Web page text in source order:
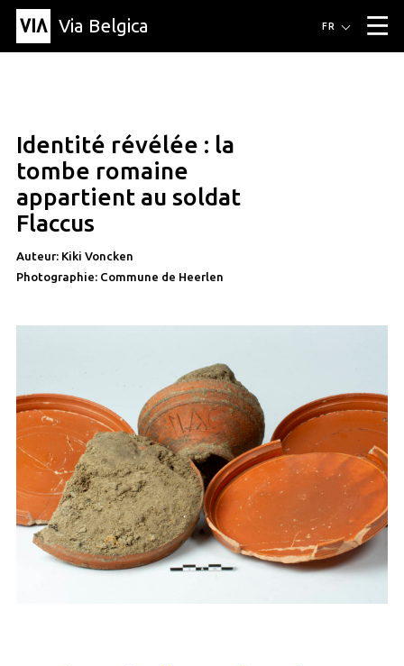
Via Belgica ▼
Article
Éducation
Recette
Amis
À propos de Via Belgica
À propos de via belgica
Recherche
Éducation
Amis
Le guide
Organisation
FR
Identité révélée : la
tombe romaine
appartient au soldat
Flaccus
Auteur: Kiki Voncken
Photographie: Commune de Heerlen